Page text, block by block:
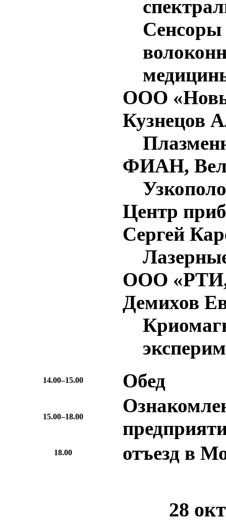
Сенсоры
ООО
Кузнецов
ФИАН,
Центр
Сергей
ООО «РТИ,
Демихов
14.00–15.00 Обед
15.00–18.00
18.00 отъезд в
28